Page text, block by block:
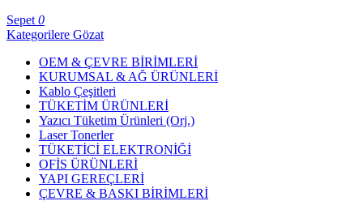
Sepet 0
Kategorilere Gözat
OEM & ÇEVRE BİRİMLERİ
KURUMSAL & AĞ ÜRÜNLERİ
Kablo Çeşitleri
TÜKETİM ÜRÜNLERİ
Yazıcı Tüketim Ürünleri (Orj.)
Laser Tonerler
TÜKETİCİ ELEKTRONİĞİ
OFİS ÜRÜNLERİ
YAPI GEREÇLERİ
ÇEVRE & BASKI BİRİMLERİ